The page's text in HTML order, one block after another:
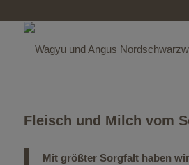
Fleisch und Milch vom
Mit größter Sorgfalt haben